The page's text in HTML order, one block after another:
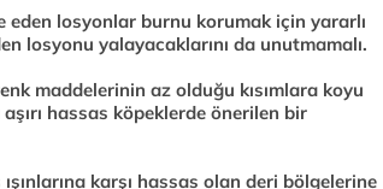
losyonlar burnu korumak için yararlı
losyonu yalayacaklarını da unutmamalı.
maddelerinin az olduğu kısımlara koyu
hassas köpeklerde önerilen bir
karşı hassas olan deri bölgelerine